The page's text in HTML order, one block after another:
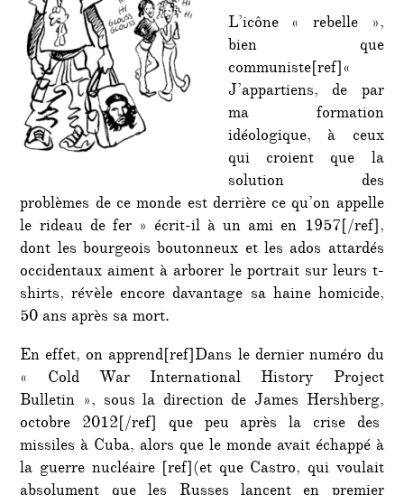
L’icône « rebelle »,
bien que
communiste[ref]«
J’appartiens, de par
ma formation
idéologique, à ceux
qui croient que la
solution des
problèmes de ce monde est derrière ce qu’on appelle
le rideau de fer » écrit-il à un ami en 1957[/ref],
dont les bourgeois boutonneux et les ados attardés
occidentaux aiment à arborer le portrait sur leurs t-
shirts, révèle encore davantage sa haine homicide,
50 ans après sa mort.
En effet, on apprend[ref]Dans le dernier numéro du
« Cold War International History Project
Bulletin », sous la direction de James Hershberg,
octobre 2012[/ref] que peu après la crise des
missiles à Cuba, alors que le monde avait échappé à
la guerre nucléaire [ref](et que Castro, qui voulait